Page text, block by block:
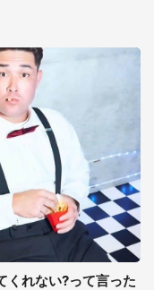
くれない?って言った